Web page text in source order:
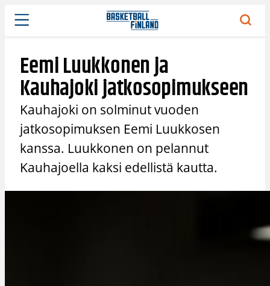
Siirry
sisältöön
Eemi Luukkonen ja
Kauhajoki jatkosopimukseen
Kauhajoki on solminut vuoden
jatkosopimuksen Eemi Luukkosen
kanssa. Luukkonen on pelannut
Kauhajoella kaksi edellistä kautta.